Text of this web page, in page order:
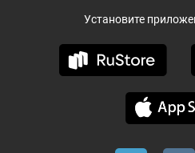
Установите